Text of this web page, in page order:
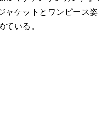
ャケットとワンピース姿
いる。